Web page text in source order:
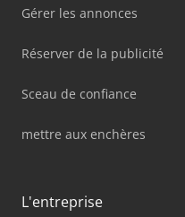
Gérer les annonces
Réserver de la publicité
Sceau de confiance
mettre aux enchères
L'entreprise